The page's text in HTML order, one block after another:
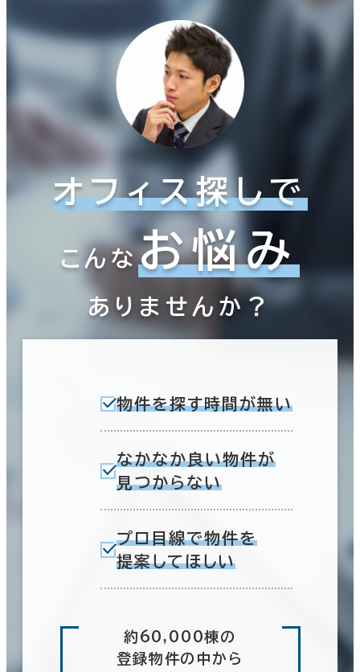
オフィス探しで
こんなお悩み
ありませんか？
物件を探す時間が無い
なかなか良い物件が
見つからない
プロ目線で物件を
提案してほしい
約60,000棟の
登録物件の中から